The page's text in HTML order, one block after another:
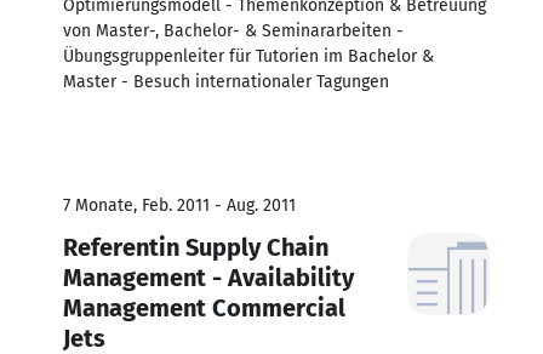
Optimierungsmodell - Themenkonzeption & Betreuung
von Master-, Bachelor- & Seminararbeiten -
Übungsgruppenleiter für Tutorien im Bachelor &
Master - Besuch internationaler Tagungen
7 Monate, Feb. 2011 - Aug. 2011
Referentin Supply Chain
Management - Availability
Management Commercial
Jets